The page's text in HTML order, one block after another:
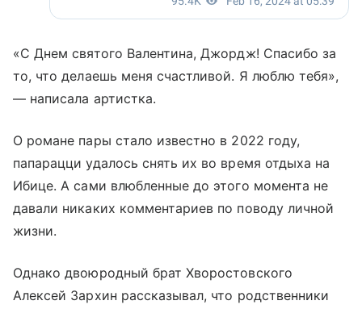
«С Днем святого Валентина, Джордж! Спасибо за
то, что делаешь меня счастливой. Я люблю тебя»,
— написала артистка.
О романе пары стало известно в 2022 году,
папарацци удалось снять их во время отдыха на
Ибице. А сами влюбленные до этого момента не
давали никаких комментариев по поводу личной
жизни.
Однако двоюродный брат Хворостовского
Алексей Зархин рассказывал, что родственники